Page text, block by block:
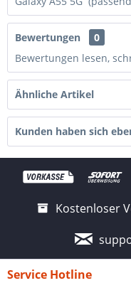
Bewertungen
0
Bewertungen lesen,
Ähnliche Artikel
Kunden haben sich
Kostenloser
Service Hotline